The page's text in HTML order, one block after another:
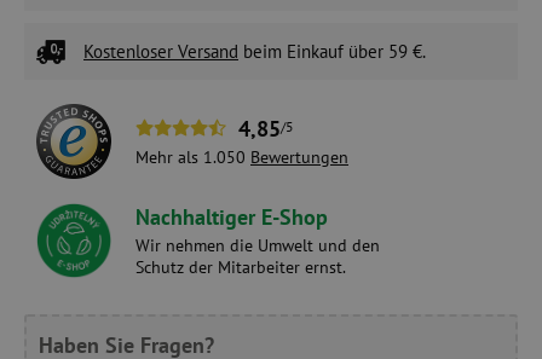
Kostenloser Versand beim Einkauf über 59 €.
4,85/5
Mehr als 1.050 Bewertungen
Nachhaltiger E-Shop
Wir nehmen die Umwelt und den
Schutz der Mitarbeiter ernst.
Haben Sie Fragen?